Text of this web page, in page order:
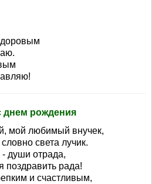
днем рождения
мой любимый внучек,
света лучик.
души отрада,
рада!
и счастливым,